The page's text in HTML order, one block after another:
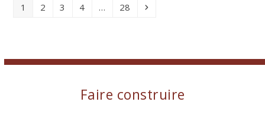
Page
1 Page
2 Page
3 Page
4 … Page
28 Suivant
Faire construire